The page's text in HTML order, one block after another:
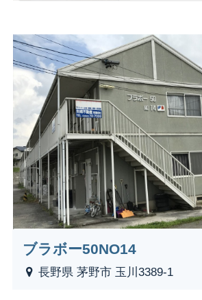
ブラボー50NO14
長野県 茅野市 玉川3389-1